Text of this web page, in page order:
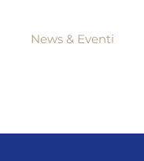
News & Eventi